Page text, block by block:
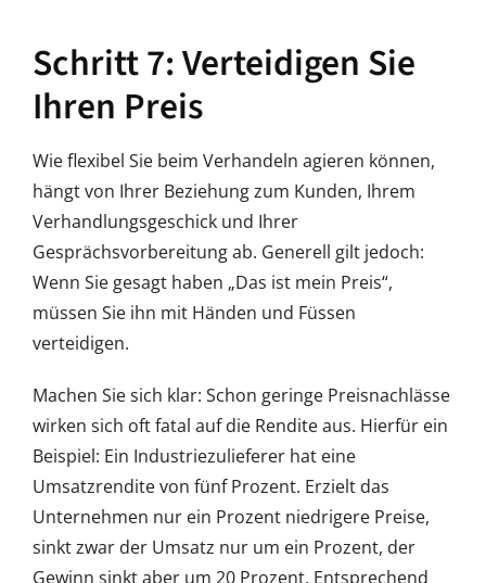
Schritt 7: Verteidigen Sie
Ihren Preis
Wie flexibel Sie beim Verhandeln agieren können,
hängt von Ihrer Beziehung zum Kunden, Ihrem
Verhandlungsgeschick und Ihrer
Gesprächsvorbereitung ab. Generell gilt jedoch:
Wenn Sie gesagt haben „Das ist mein Preis“,
müssen Sie ihn mit Händen und Füssen
verteidigen.
Machen Sie sich klar: Schon geringe Preisnachlässe
wirken sich oft fatal auf die Rendite aus. Hierfür ein
Beispiel: Ein Industriezulieferer hat eine
Umsatzrendite von fünf Prozent. Erzielt das
Unternehmen nur ein Prozent niedrigere Preise,
sinkt zwar der Umsatz nur um ein Prozent, der
Gewinn sinkt aber um 20 Prozent. Entsprechend